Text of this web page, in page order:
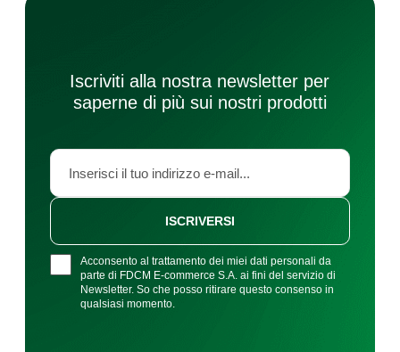
Iscriviti alla nostra newsletter per
saperne di più sui nostri prodotti
Acconsento al trattamento dei miei dati personali da
parte di FDCM E-commerce S.A. ai fini del servizio di
Newsletter. So che posso ritirare questo consenso in
qualsiasi momento.
ISCRIVERSI